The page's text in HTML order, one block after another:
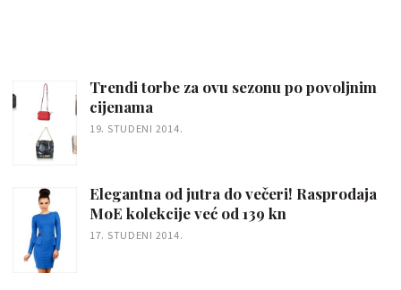
Trendi torbe za ovu sezonu po povoljnim
cijenama
19. STUDENI 2014.
Elegantna od jutra do večeri! Rasprodaja
MoE kolekcije već od 139 kn
17. STUDENI 2014.